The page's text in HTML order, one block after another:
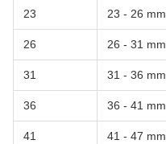
23 23 - 26 mm
26 26 - 31 mm
31 31 - 36 mm
36 36 - 41 mm
41 41 - 47 mm